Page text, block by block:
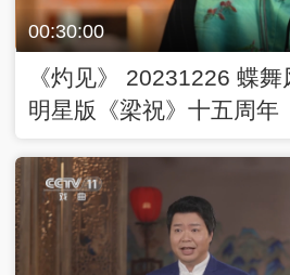
00:30:00
《灼见》 20231226 蝶
明星版《梁祝》十五周年